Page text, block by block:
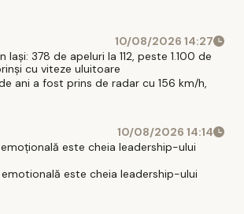
10/08/2026 14:27
Iași: 378 de apeluri la 112, peste 1.100 de
cu viteze uluitoare
ani a fost prins de radar cu 156 km/h,
10/08/2026 14:14
este cheia leadership-ului
este cheia leadership-ului